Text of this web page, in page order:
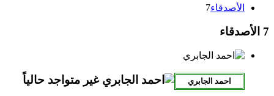
الأصدقاء7
7 الأصدقاء